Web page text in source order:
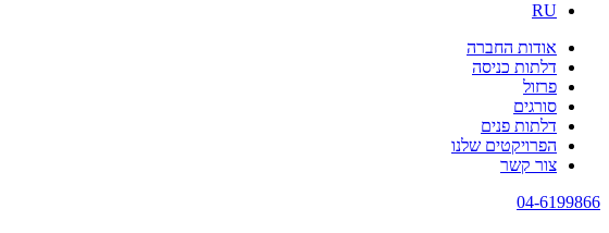
RU
אודות החברה
דלתות כניסה
פרזול
סורגים
דלתות פנים
הפרויקטים שלנו
צור קשר
04-6199866